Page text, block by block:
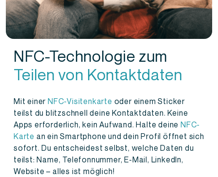
NFC-Technologie zum
Teilen von Kontaktdaten
Mit einer NFC-Visitenkarte oder einem Sticker
teilst du blitzschnell deine Kontaktdaten. Keine
Apps erforderlich, kein Aufwand. Halte deine NFC-
Karte an ein Smartphone und dein Profil öffnet sich
sofort. Du entscheidest selbst, welche Daten du
teilst: Name, Telefonnummer, E-Mail, LinkedIn,
Website – alles ist möglich!